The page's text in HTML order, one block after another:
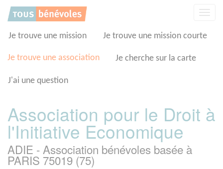
Je trouve une mission Je trouve une mission courte
Je trouve une association Je cherche sur la carte
J'ai une question
Association pour le Droit à
l'Initiative Economique
ADIE - Association bénévoles basée à
PARIS 75019 (75)
Panneau de gestion des cookies